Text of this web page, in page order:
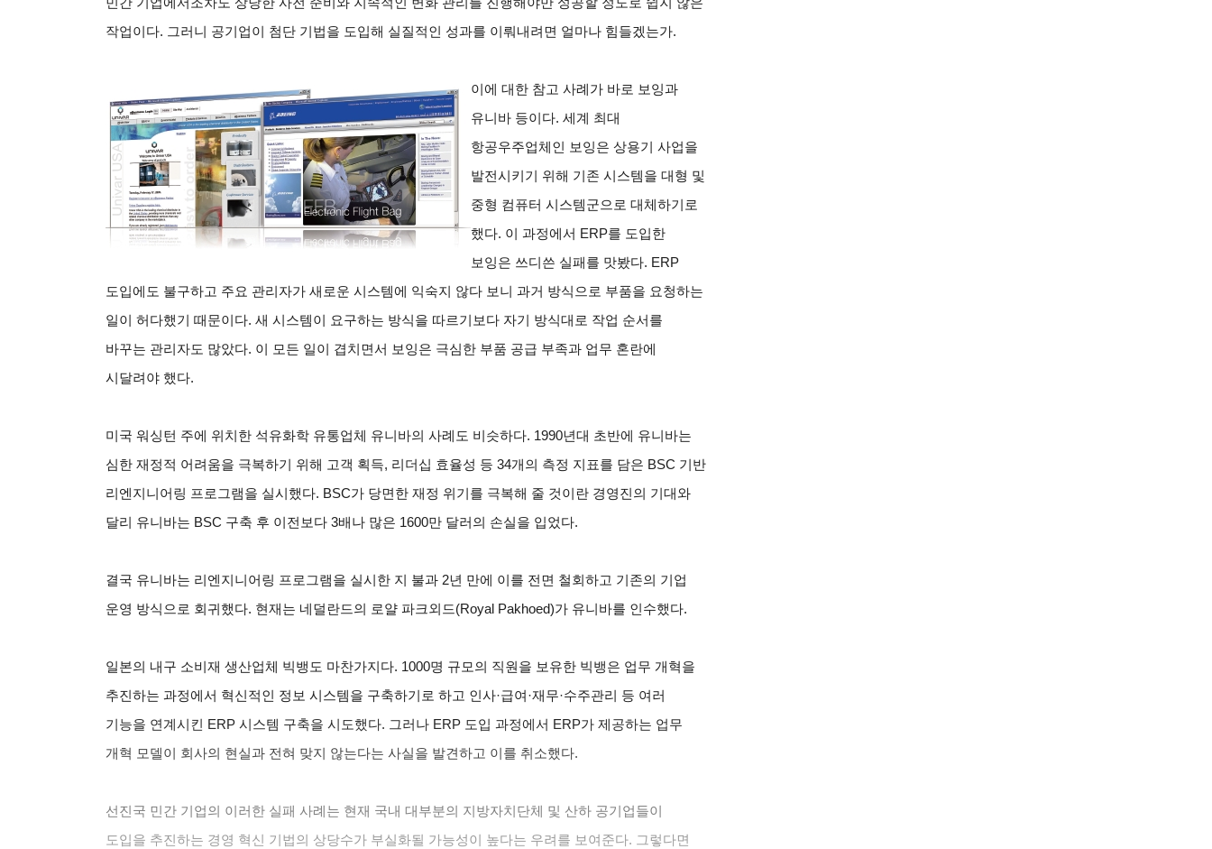
작업이다. 그러니 공기업이 첨단 기법을 도입해 실질적인 성과를 이뤄내려면 얼마나 힘들겠는가.
이에 대한 참고 사례가 바로 보잉과
유니바 등이다. 세계 최대
항공우주업체인 보잉은 상용기 사업을
발전시키기 위해 기존 시스템을 대형 및
중형 컴퓨터 시스템군으로 대체하기로
했다. 이 과정에서 ERP를 도입한
보잉은 쓰디쓴 실패를 맛봤다. ERP
도입에도 불구하고 주요 관리자가 새로운 시스템에 익숙지 않다 보니 과거 방식으로 부품을 요청하는
일이 허다했기 때문이다. 새 시스템이 요구하는 방식을 따르기보다 자기 방식대로 작업 순서를
바꾸는 관리자도 많았다. 이 모든 일이 겹치면서 보잉은 극심한 부품 공급 부족과 업무 혼란에
시달려야 했다.
미국 워싱턴 주에 위치한 석유화학 유통업체 유니바의 사례도 비슷하다. 1990년대 초반에 유니바는
심한 재정적 어려움을 극복하기 위해 고객 획득, 리더십 효율성 등 34개의 측정 지표를 담은 BSC 기반
리엔지니어링 프로그램을 실시했다. BSC가 당면한 재정 위기를 극복해 줄 것이란 경영진의 기대와
달리 유니바는 BSC 구축 후 이전보다 3배나 많은 1600만 달러의 손실을 입었다.
결국 유니바는 리엔지니어링 프로그램을 실시한 지 불과 2년 만에 이를 전면 철회하고 기존의 기업
운영 방식으로 회귀했다. 현재는 네덜란드의 로얄 파크외드(Royal Pakhoed)가 유니바를 인수했다.
일본의 내구 소비재 생산업체 빅뱅도 마찬가지다. 1000명 규모의 직원을 보유한 빅뱅은 업무 개혁을
추진하는 과정에서 혁신적인 정보 시스템을 구축하기로 하고 인사·급여·재무·수주관리 등 여러
기능을 연계시킨 ERP 시스템 구축을 시도했다. 그러나 ERP 도입 과정에서 ERP가 제공하는 업무
개혁 모델이 회사의 현실과 전혀 맞지 않는다는 사실을 발견하고 이를 취소했다.
선진국 민간 기업의 이러한 실패 사례는 현재 국내 대부분의 지방자치단체 및 산하 공기업들이
도입을 추진하는 경영 혁신 기법의 상당수가 부실화될 가능성이 높다는 우려를 보여준다. 그렇다면